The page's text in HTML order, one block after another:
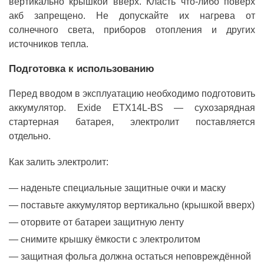
акб запрещено. Не допускайте их нагрева от
солнечного света, приборов отопления и других
источников тепла.
Подготовка к использованию
Перед вводом в эксплуатацию необходимо подготовить
аккумулятор. Exide ETX14L-BS — сухозарядная
стартерная батарея, электролит поставляется
отдельно.
Как залить электролит:
наденьте специальные защитные очки и маску
поставьте аккумулятор вертикально (крышкой вверх)
оторвите от батареи защитную ленту
снимите крышку ёмкости с электролитом
защитная фольга должна остаться неповреждённой